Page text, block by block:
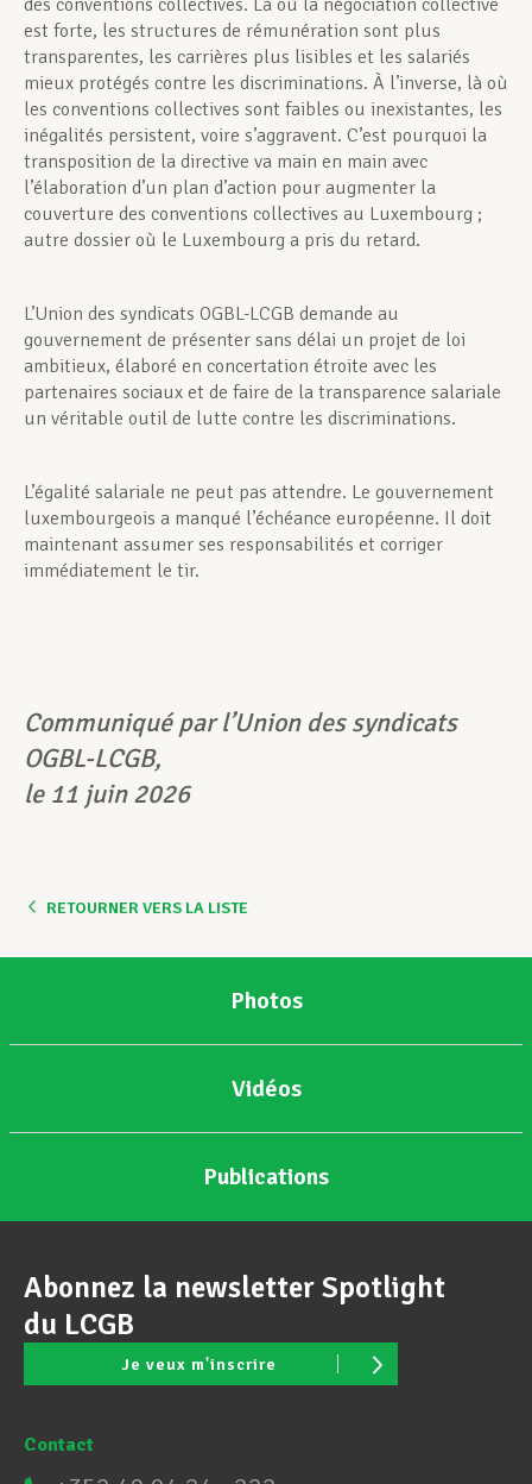
des conventions collectives. Là où la négociation collective
est forte, les structures de rémunération sont plus
transparentes, les carrières plus lisibles et les salariés
mieux protégés contre les discriminations. À l’inverse, là où
les conventions collectives sont faibles ou inexistantes, les
inégalités persistent, voire s’aggravent. C’est pourquoi la
transposition de la directive va main en main avec
l’élaboration d’un plan d’action pour augmenter la
couverture des conventions collectives au Luxembourg ;
autre dossier où le Luxembourg a pris du retard.
L’Union des syndicats OGBL-LCGB demande au
gouvernement de présenter sans délai un projet de loi
ambitieux, élaboré en concertation étroite avec les
partenaires sociaux et de faire de la transparence salariale
un véritable outil de lutte contre les discriminations.
L’égalité salariale ne peut pas attendre. Le gouvernement
luxembourgeois a manqué l’échéance européenne. Il doit
maintenant assumer ses responsabilités et corriger
immédiatement le tir.
Communiqué par l’Union des syndicats
OGBL-LCGB,
le 11 juin 2026
RETOURNER VERS LA LISTE
Photos
Vidéos
Publications
Abonnez la newsletter Spotlight
du LCGB
Je veux m'inscrire
Contact